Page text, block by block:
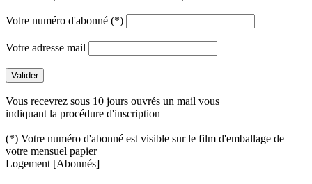
Votre numéro d'abonné (*)
Votre adresse mail
Vous recevrez sous 10 jours ouvrés un mail vous
indiquant la procédure d'inscription
(*) Votre numéro d'abonné est visible sur le film d'emballage de
votre mensuel papier
Logement [Abonnés]